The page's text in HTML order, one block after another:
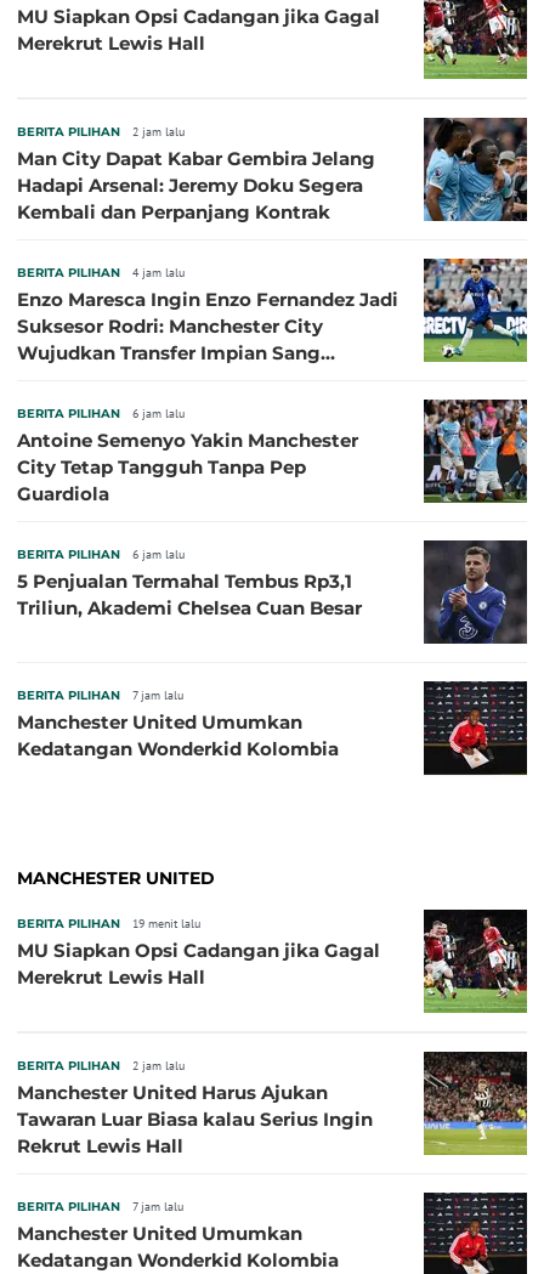
MU Siapkan Opsi Cadangan jika Gagal
Merekrut Lewis Hall
BERITA PILIHAN 2 jam lalu
Man City Dapat Kabar Gembira Jelang
Hadapi Arsenal: Jeremy Doku Segera
Kembali dan Perpanjang Kontrak
BERITA PILIHAN 4 jam lalu
Enzo Maresca Ingin Enzo Fernandez Jadi
Suksesor Rodri: Manchester City
Wujudkan Transfer Impian Sang
BERITA PILIHAN 6 jam lalu
Antoine Semenyo Yakin Manchester
City Tetap Tangguh Tanpa Pep
Guardiola
BERITA PILIHAN 6 jam lalu
5 Penjualan Termahal Tembus Rp3,1
Triliun, Akademi Chelsea Cuan Besar
BERITA PILIHAN 7 jam lalu
Manchester United Umumkan
Kedatangan Wonderkid Kolombia
MANCHESTER UNITED
BERITA PILIHAN 19 menit lalu
MU Siapkan Opsi Cadangan jika Gagal
Merekrut Lewis Hall
BERITA PILIHAN 2 jam lalu
Manchester United Harus Ajukan
Tawaran Luar Biasa kalau Serius Ingin
Rekrut Lewis Hall
BERITA PILIHAN 7 jam lalu
Manchester United Umumkan
Kedatangan Wonderkid Kolombia